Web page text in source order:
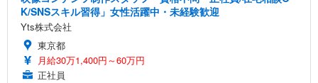
K/SNSスキル習得」女性活躍中・未経験歓迎
Yts株式会社
東京都
月給30万1,400円～60万円
正社員